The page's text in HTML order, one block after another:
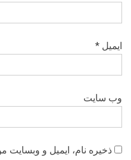
ایمیل *
وب‌ سایت
ذخیره نام، ایمیل و وبسایت